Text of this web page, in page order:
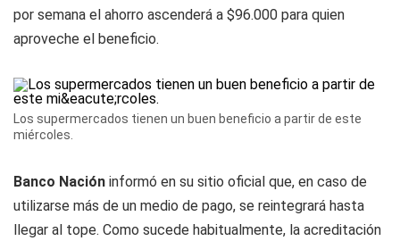
por semana el ahorro ascenderá a $96.000 para quien
aproveche el beneficio.
Los supermercados tienen un buen beneficio a partir de este
miércoles.
Banco Nación informó en su sitio oficial que, en caso de
utilizarse más de un medio de pago, se reintegrará hasta
llegar al tope. Como sucede habitualmente, la acreditación